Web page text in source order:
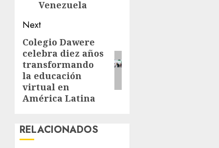
Venezuela
Next
Next
post:
Colegio Dawere
celebra diez años
transformando
la educación
virtual en
América Latina
RELACIONADOS